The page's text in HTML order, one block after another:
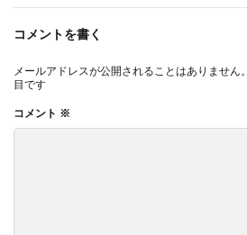
コメントを書く
メールアドレスが公開されることはありません。
目です
コメント ※